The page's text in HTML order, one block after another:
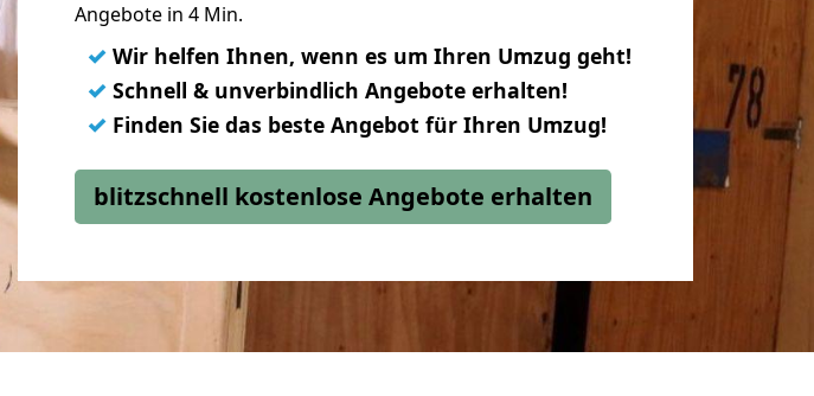
Angebote in 4 Min.
✓ Wir helfen Ihnen, wenn es um Ihren Umzug geht!
✓ Schnell & unverbindlich Angebote erhalten!
✓ Finden Sie das beste Angebot für Ihren Umzug!
blitzschnell kostenlose Angebote erhalten